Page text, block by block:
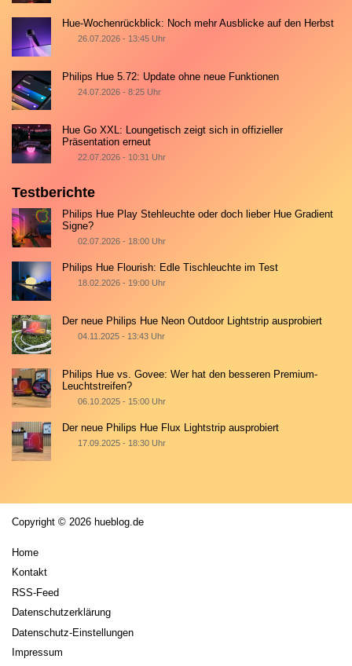
Hue-Wochenrückblick: Noch mehr Ausblicke auf den Herbst
26.07.2026 - 13:45 Uhr
Philips Hue 5.72: Update ohne neue Funktionen
24.07.2026 - 8:25 Uhr
Hue Go XXL: Loungetisch zeigt sich in offizieller
Präsentation erneut
22.07.2026 - 10:31 Uhr
Testberichte
Philips Hue Play Stehleuchte oder doch lieber Hue Gradient
Signe?
02.07.2026 - 18:00 Uhr
Philips Hue Flourish: Edle Tischleuchte im Test
18.02.2026 - 19:00 Uhr
Der neue Philips Hue Neon Outdoor Lightstrip ausprobiert
04.11.2025 - 13:43 Uhr
Philips Hue vs. Govee: Wer hat den besseren Premium-
Leuchtstreifen?
06.10.2025 - 15:00 Uhr
Der neue Philips Hue Flux Lightstrip ausprobiert
17.09.2025 - 18:30 Uhr
Copyright © 2026 hueblog.de
Home
Kontakt
RSS-Feed
Datenschutzerklärung
Datenschutz-Einstellungen
Impressum